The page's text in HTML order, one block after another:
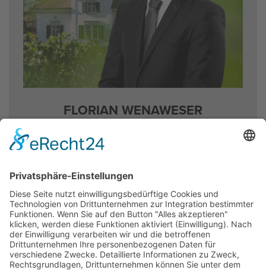
FLO­RI­AN WEN­AWE­SER
Dipl. liecht. Treu­hand-Ex­per­te
f.​wenaweser@​interadvice.​li